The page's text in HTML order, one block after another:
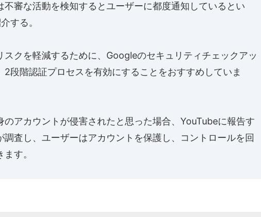
不審な活動を検知するとユーザーに都度通知しているとい
する。
スクを軽減するために、Googleのセキュリティチェックアッ
2段階認証プロセスを有効にすることをおすすめしていま
のアカウントが侵害されたと思った場合、YouTubeに報告す
調査し、ユーザーはアカウントを保護し、コントロールを回
す。